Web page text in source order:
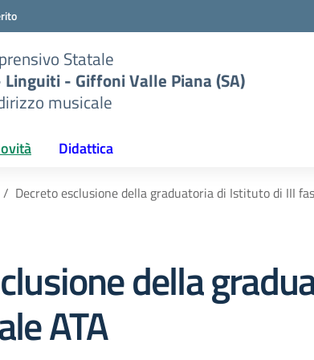
Statale
- Giffoni Valle Piana (SA)
musicale
Didattica
Decreto esclusione della graduatoria di Istituto di III
della
ATA